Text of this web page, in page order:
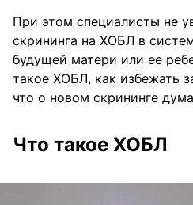
При этом специалисты не
скрининга на ХОБЛ в
будущей матери или ее
такое ХОБЛ, как избежать
что о новом скрининге
Что такое ХОБЛ